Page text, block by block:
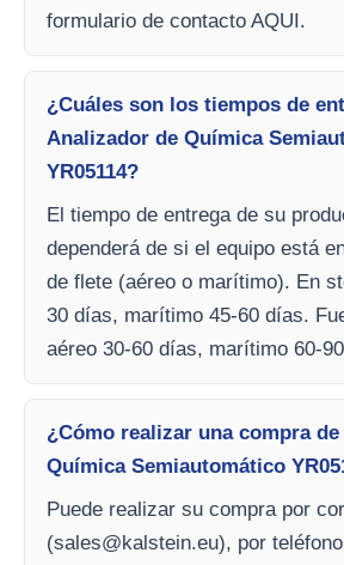
formulario de contacto AQUI.
¿Cuáles son los tiempos de
Analizador de Química
YR05114?
El tiempo de entrega de su
dependerá de si el equipo está
de flete (aéreo o marítimo). En
30 días, marítimo 45-60 días.
aéreo 30-60 días, marítimo 60-
¿Cómo realizar una compra
Química Semiautomático
Puede realizar su compra por
(sales@kalstein.eu), por